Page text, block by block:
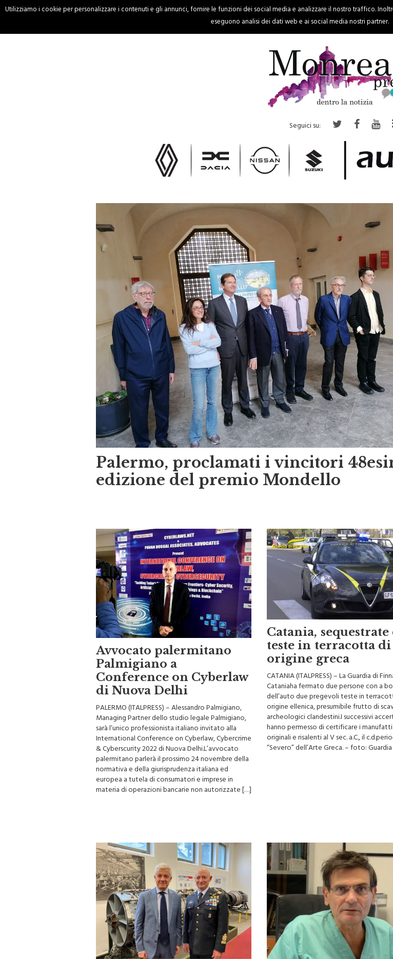
HOME CRONACA PALERMO REGIONE EVENTI
Seguici su:
Palermo, proclamati i vincitori
edizione del premio Mondello
Avvocato palermitano
Palmigiano a
Conference on Cyberlaw
di Nuova Delhi
PALERMO (ITALPRESS) – Alessandro Palmigiano,
Managing Partner dello studio legale Palmigiano,
sarà l’unico professionista italiano invitato alla
International Conference on Cyberlaw, Cybercrime
& Cyberscurity 2022 di Nuova Delhi.L’avvocato
palermitano parlerà il prossimo 24 novembre della
normativa e della giurisprudenza italiana ed
europea a tutela di consumatori e imprese in
materia di operazioni bancarie non autorizzate […]
Catania, sequestrate
teste in terracotta di
origine greca
CATANIA (ITALPRESS) – La Guardia di
Cataniaha fermato due persone con a
dell’auto due pregevoli teste in
origine ellenica, presumibile frutto di
archeologici clandestini.I successivi
hanno permesso di certificare i
originali e risalenti al V sec. a.C., il
“Severo” dell’Arte Greca. – foto:
Utilizziamo i cookie per personalizzare i contenuti e gli annunci, fornire le funzioni dei social media e analizzare il nostro traffico.
eseguono analisi dei dati web e ai social media nostri partner.